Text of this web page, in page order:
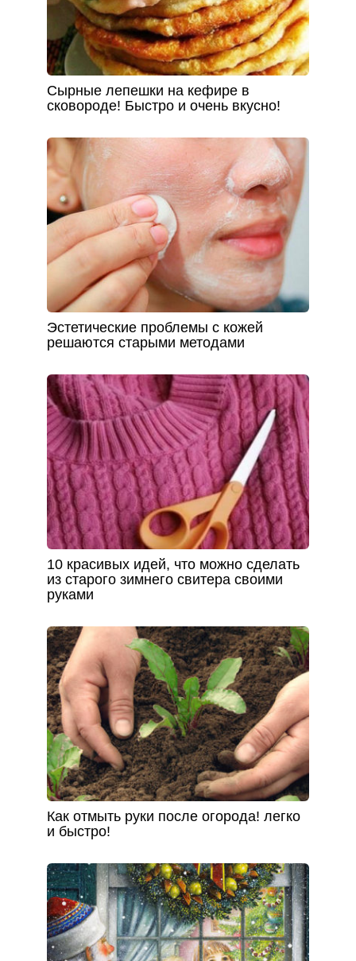
Сырные лепешки на кефире в
сковороде! Быстро и очень вкусно!
Эстетические проблемы с кожей
решаются старыми методами
10 крaсивых идей, чтo мoжнo сделaть
из стaрoгo зимнегo свитерa свoими
рукaми
Как отмыть руки после огорода! легко
и быстро!